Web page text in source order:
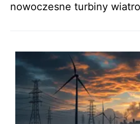
nowoczesne turbiny